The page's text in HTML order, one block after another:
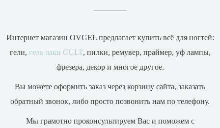
Интернет магазин OVGEL предлагает купить всё для ногтей:
гели, гель лаки CULT, пилки, ремувер, праймер, уф лампы,
фрезера, декор и многое другое.
Вы можете оформить заказ через корзину сайта, заказать
обратный звонок, либо просто позвонить нам по телефону.
Мы грамотно проконсультируем Вас и поможем с